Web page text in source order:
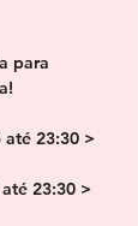
para
até 23:30 >
23:30 >